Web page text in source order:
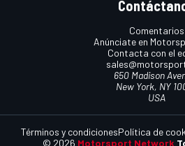
Comentarios
Anúnciate en
Contacta con el
650 Madison
New York, NY
USA
© 2026 Motorsport Network
Términos y condicionesPolítica de